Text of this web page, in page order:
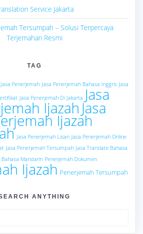
Service Jakarta
Tersumpah – Solusi Terpercaya
Terjemahan Resmi
TAG
Jasa Penerjemah Jasa Penerjemah Bahasa Inggris Jasa
Jasa Penerjemah Di Jakarta Jasa
Ijazah Jasa
Ijazah
Jasa Penerjemah Lisan Jasa Penerjemah Online
Jasa Penerjemah Tersumpah Jasa Translate Bahasa
Bahasa Mandarin Penerjemah Dokumen
Ijazah Penerjemah Tersumpah
ANYTHING